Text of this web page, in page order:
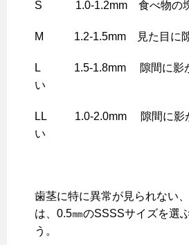
S 1.0-1.2mm 食べ物の塊
M 1.2-1.5mm 見た目に隙
L 1.5-1.8mm 隙間に影が
い
LL 1.0-2.0mm 隙間に影が
い
歯茎に特に異常が見られない
は、0.5㎜のSSSSサイズを選
う。